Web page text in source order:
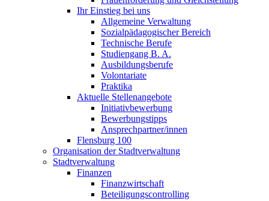
Ihr Einstieg bei uns
Allgemeine Verwaltung
Sozialpädagogischer Bereich
Technische Berufe
Studiengang B. A.
Ausbildungsberufe
Volontariate
Praktika
Aktuelle Stellenangebote
Initiativbewerbung
Bewerbungstipps
Ansprechpartner/innen
Flensburg 100
Organisation der Stadtverwaltung
Stadtverwaltung
Finanzen
Finanzwirtschaft
Beteiligungscontrolling